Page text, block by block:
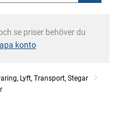
se priser behöver du
konto
Lyft, Transport, Stegar